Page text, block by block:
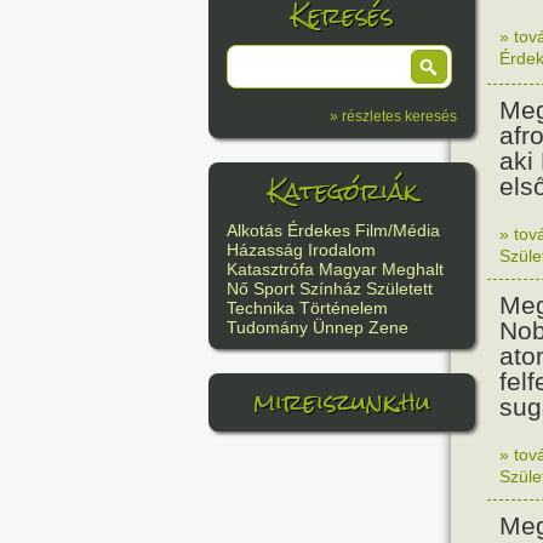
Keresés
» részletes keresés
Kategóriák
Alkotás Érdekes Film/Média
Házasság Irodalom
Katasztrófa Magyar Meghalt
Nő Sport Színház Született
Technika Történelem
Tudomány Ünnep Zene
mireiszunk.hu
»
aki
»
»